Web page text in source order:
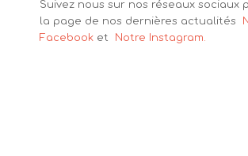
Suivez nous sur nos réseaux sociaux
la page de nos dernières actualités
Facebooket Notre Instagram.